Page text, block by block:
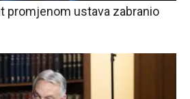
promjenom ustava zabranio